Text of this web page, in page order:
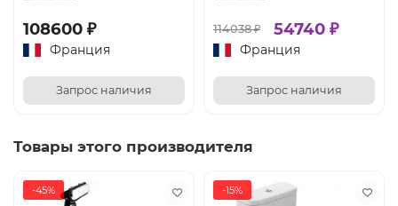
108600 ₽
Франция
Запрос наличия
114038 ₽ 54740 ₽
Франция
Запрос наличия
Товары этого производителя
-45% -15%